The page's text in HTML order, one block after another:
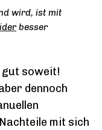
wird, ist mit
besser
gut soweit!
dennoch
mit sich